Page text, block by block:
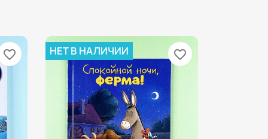
favorite_border НЕТ В НАЛИЧИИ favorite_border